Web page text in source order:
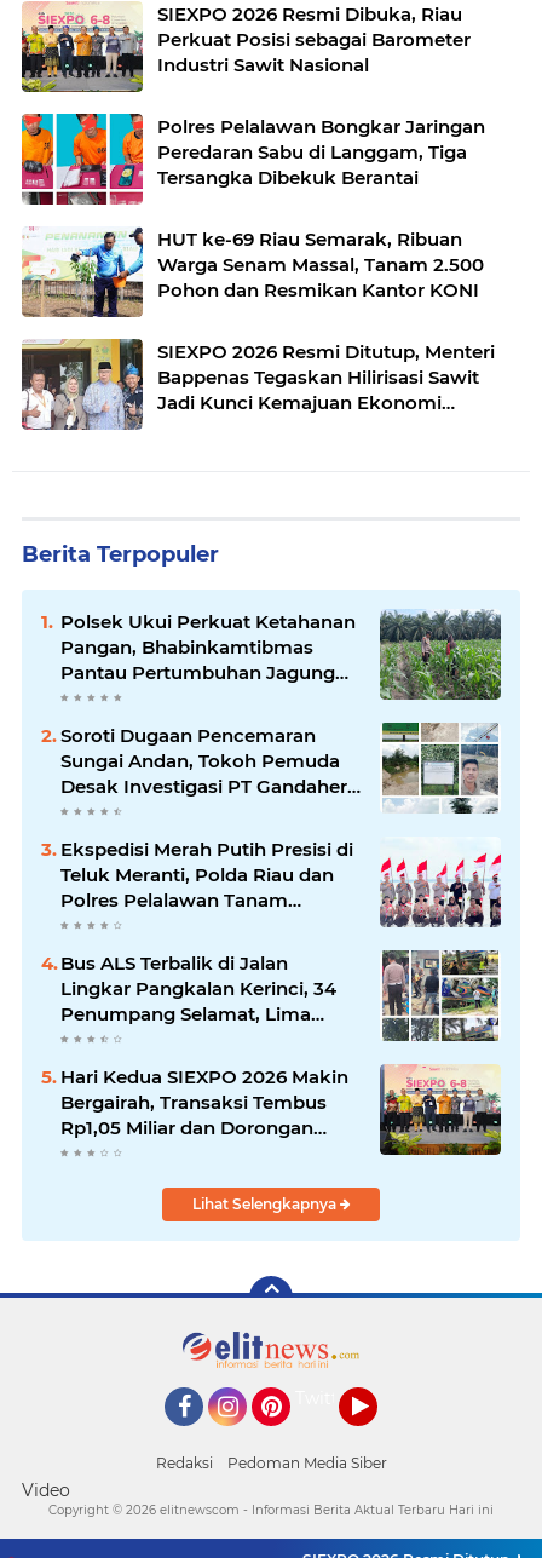
SIEXPO 2026 Resmi Dibuka, Riau
Perkuat Posisi sebagai Barometer
Industri Sawit Nasional
Polres Pelalawan Bongkar Jaringan
Peredaran Sabu di Langgam, Tiga
Tersangka Dibekuk Berantai
HUT ke-69 Riau Semarak, Ribuan
Warga Senam Massal, Tanam 2.500
Pohon dan Resmikan Kantor KONI
SIEXPO 2026 Resmi Ditutup, Menteri
Bappenas Tegaskan Hilirisasi Sawit
Jadi Kunci Kemajuan Ekonomi
Berita Terpopuler
Polsek Ukui Perkuat Ketahanan
Pangan, Bhabinkamtibmas
Pantau Pertumbuhan Jagung
Petani di Desa Air Hitam
Soroti Dugaan Pencemaran
Sungai Andan, Tokoh Pemuda
Desak Investigasi PT Gandahera
Hendana
Ekspedisi Merah Putih Presisi di
Teluk Meranti, Polda Riau dan
Polres Pelalawan Tanam
Mangrove Demi Negeri
Bus ALS Terbalik di Jalan
Lingkar Pangkalan Kerinci, 34
Penumpang Selamat, Lima
Alami Luka Ringan
Hari Kedua SIEXPO 2026 Makin
Bergairah, Transaksi Tembus
Rp1,05 Miliar dan Dorongan
Palm Oil Institute Menguat
Lihat Selengkapnya
Twitter
Redaksi Pedoman Media Siber
Video
Copyright © 2026 elitnewscom - Informasi Berita Aktual Terbaru Hari ini